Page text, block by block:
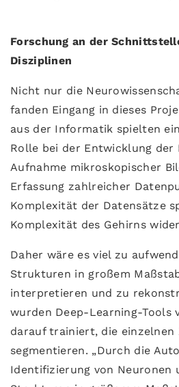
Forschung an der
Disziplinen
Nicht nur die
fanden Eingang in dieses
aus der Informatik spielten
Rolle bei der Entwicklung der
Aufnahme mikroskopischer
Erfassung zahlreicher
Komplexität der Datensätze
Komplexität des Gehirns
Daher wäre es viel zu
Strukturen in großem
interpretieren und zu
wurden Deep-Learning-Tools
darauf trainiert, die einzelnen
segmentieren. „Durch die
Identifizierung von Neuronen